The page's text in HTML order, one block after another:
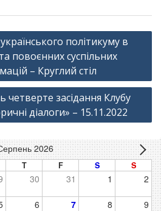
політикуму в
повоєнних суспільних
– Круглий стіл
четверте засідання Клубу
діалоги» – 15.11.2022
2026
T F S S
30 31 1 2
6 7 8 9